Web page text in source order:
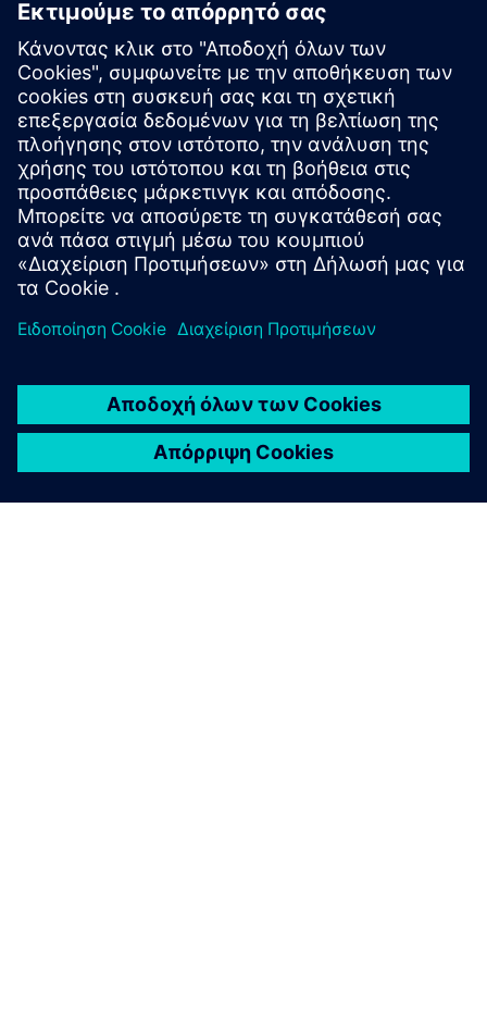
IT Staffing, Nearshore Managed
Teams, End-to-end Projects
Από το 2011, δημιουργούμε ομάδες ανάπτυξης λογισμικού
υψηλής απόδοσης που ενσωματώνονται στις διαδικασίες
και τις ομάδες των πελατών μας
Μάθετε περισσότερα